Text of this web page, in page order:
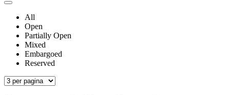
All
Open
Partially Open
Mixed
Embargoed
Reserved